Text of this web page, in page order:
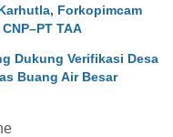
Forkopimcam
TAA
Dukung Verifikasi Desa
Buang Air Besar